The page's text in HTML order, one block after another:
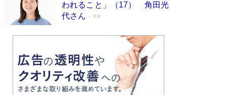
われること」（17） 角田光
代さん
PR